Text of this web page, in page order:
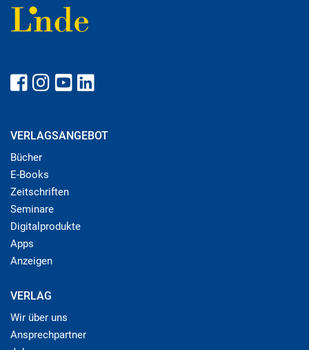
VERLAGSANGEBOT
Bücher
E-Books
Zeitschriften
Seminare
Digitalprodukte
Apps
Anzeigen
VERLAG
Wir über uns
Ansprechpartner